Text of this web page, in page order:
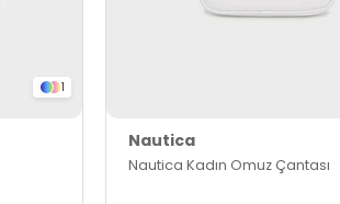
1
Nautica
Nautica Kadın Omuz Çantası